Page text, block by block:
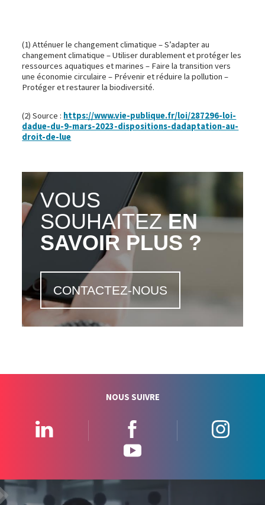
(1) Atténuer le changement climatique – S’adapter au
changement climatique – Utiliser durablement et protéger les
ressources aquatiques et marines – Faire la transition vers
une économie circulaire – Prévenir et réduire la pollution –
Protéger et restaurer la biodiversité.
(2) Source : https://www.vie-publique.fr/loi/287296-loi-
dadue-du-9-mars-2023-dispositions-dadaptation-au-
droit-de-lue
VOUS
SOUHAITEZEN
SAVOIR PLUS ?
CONTACTEZ-NOUS
NOUS SUIVRE